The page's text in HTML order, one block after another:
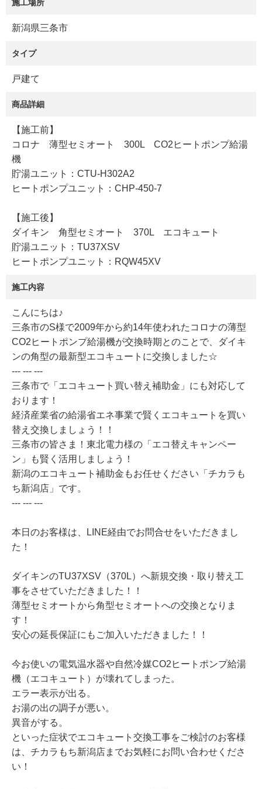
施工場所
新潟県三条市
タイプ
戸建て
商品詳細
【施工前】
コロナ 薄型セミオート 300L CO2ヒートポンプ給湯
機
貯湯ユニット：CTU-H302A2
ヒートポンプユニット：CHP-450-7
【施工後】
ダイキン 角型セミオート 370L エコキュート
貯湯ユニット：TU37XSV
ヒートポンプユニット：RQW45XV
施工内容
こんにちは♪
三条市のS様で2009年から約14年使われたコロナの薄型
CO2ヒートポンプ給湯機が交換時期とのことで、ダイキ
ンの角型の最新型エコキュートに交換しました☆
--- --- ---
三条市で「エコキュート買い替え補助金」にも対応して
おります！
経済産業省の給湯省エネ事業で賢くエコキュートを買い
替え交換しましょう！！
三条市の皆さま！東北電力様の「エコ替えキャンペー
ン」も賢く活用しましょう！
新潟のエコキュート補助金もお任せください「チカラも
ち新潟店」です。
--- --- ---
本日のお客様は、LINE経由でお問合せをいただきまし
た！
ダイキンのTU37XSV（370L）へ新規交換・取り替え工
事をさせていただきました！！
薄型セミオートから角型セミオートへの交換となりま
す！
安心の延長保証にもご加入いただきました！！
今お使いの電気温水器や自然冷媒CO2ヒートポンプ給湯
機（エコキュート）が壊れてしまった。
エラー表示が出る。
お湯の出の調子が悪い。
異音がする。
といった症状でエコキュート交換工事をご検討のお客様
は、チカラもち新潟店までお気軽にお問い合わせくださ
い！